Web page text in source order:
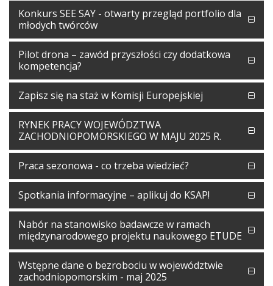
Konkurs SEE SAY - otwarty przegląd portfolio dla
młodych twórców
Pilot drona – zawód przyszłości czy dodatkowa
kompetencja?
Zapisz się na staż w Komisji Europejskiej
RYNEK PRACY WOJEWÓDZTWA
ZACHODNIOPOMORSKIEGO W MAJU 2025 R.
Praca sezonowa - co trzeba wiedzieć?
Spotkania informacyjne – aplikuj do KSAP!
Nabór na stanowisko badawcze w ramach
międzynarodowego projektu naukowego ETUDE
Wstępne dane o bezrobociu w województwie
zachodniopomorskim - maj 2025